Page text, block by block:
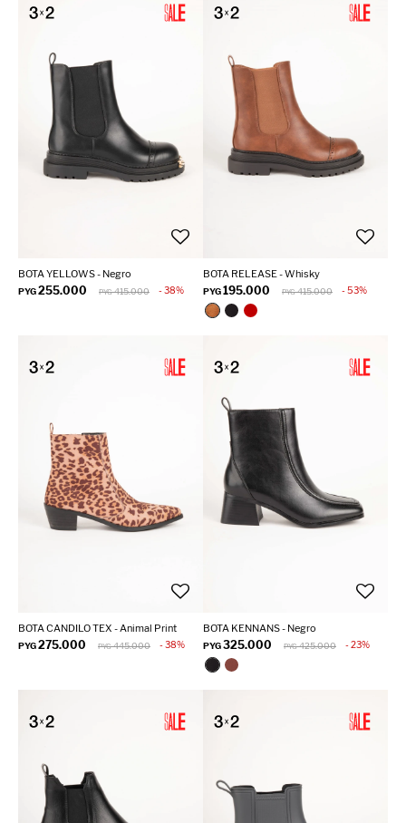
BOTA YELLOWS - Negro
PYG255.000 PYG 415.000 38
BOTA RELEASE - Whisky
PYG195.000 PYG 415.000 53
BOTA CANDILO TEX - Animal Print
PYG275.000 PYG 445.000 38
BOTA KENNANS - Negro
PYG325.000 PYG 425.000 23